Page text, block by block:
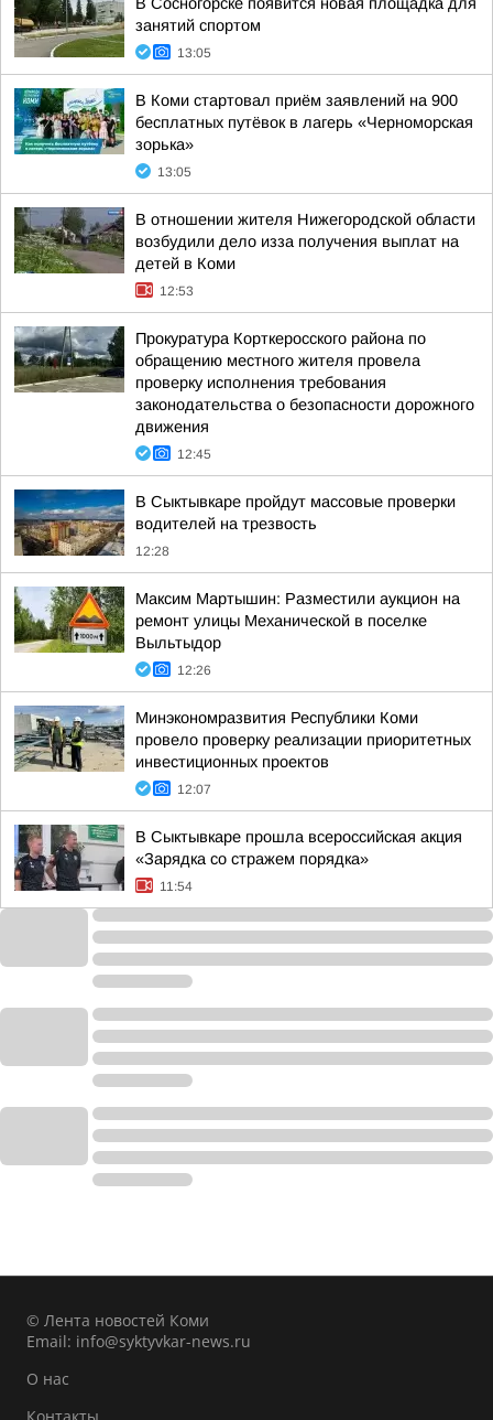
занятий спортом
13:05
В Коми стартовал приём заявлений на 900
бесплатных путёвок в лагерь «Черноморская
зорька»
13:05
В отношении жителя Нижегородской области
возбудили дело изза получения выплат на
детей в Коми
12:53
Прокуратура Корткеросского района по
обращению местного жителя провела
проверку исполнения требования
законодательства о безопасности дорожного
движения
12:45
В Сыктывкаре пройдут массовые проверки
водителей на трезвость
12:28
Максим Мартышин: Разместили аукцион на
ремонт улицы Механической в поселке
Выльтыдор
12:26
Минэкономразвития Республики Коми
провело проверку реализации приоритетных
инвестиционных проектов
12:07
В Сыктывкаре прошла всероссийская акция
«Зарядка со стражем порядка»
11:54
© Лента новостей Коми
Email: info@syktyvkar-news.ru
О нас